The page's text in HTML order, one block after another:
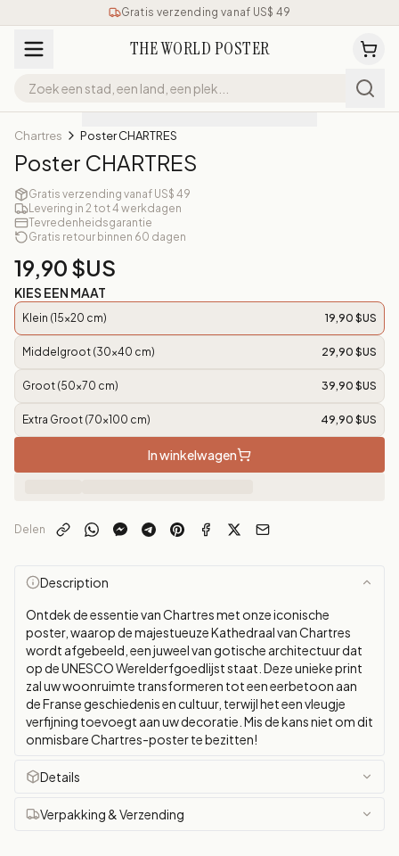
Gratis verzending vanaf US$ 49
THE WORLD POSTER
Chartres Poster CHARTRES
Poster CHARTRES
Gratis verzending vanaf US$ 49
Levering in 2 tot 4 werkdagen
Tevredenheidsgarantie
Gratis retour binnen 60 dagen
19,90 $US
KIES EEN MAAT
Klein (15x20 cm) 19,90 $US
Middelgroot (30x40 cm) 29,90 $US
Groot (50x70 cm) 39,90 $US
Extra Groot (70x100 cm) 49,90 $US
In winkelwagen
Delen
Description
Ontdek de essentie van Chartres met onze iconische
poster, waarop de majestueuze Kathedraal van Chartres
wordt afgebeeld, een juweel van gotische architectuur dat
op de UNESCO Werelderfgoedlijst staat. Deze unieke print
zal uw woonruimte transformeren tot een eerbetoon aan
de Franse geschiedenis en cultuur, terwijl het een vleugje
verfijning toevoegt aan uw decoratie. Mis de kans niet om dit
onmisbare Chartres-poster te bezitten!
Details
Verpakking & Verzending